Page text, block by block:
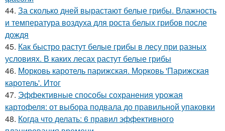
44. За сколько дней вырастают белые грибы. Влажность
и температура воздуха для роста белых грибов после
дождя
45. Как быстро растут белые грибы в лесу при разных
условиях. В каких лесах растут белые грибы
46. Морковь каротель парижская. Морковь 'Парижская
каротель'. Итог
47. Эффективные способы сохранения урожая
картофеля: от выбора подвала до правильной упаковки
48. Когда что делать: 6 правил эффективного